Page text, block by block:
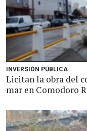
INVERSIÓN PÚBLICA
Licitan la obra del
mar en Comodoro